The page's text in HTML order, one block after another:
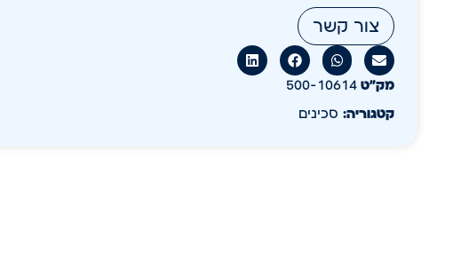
צור קשר
מק״ט 500-10614
קטגוריה: סכינים